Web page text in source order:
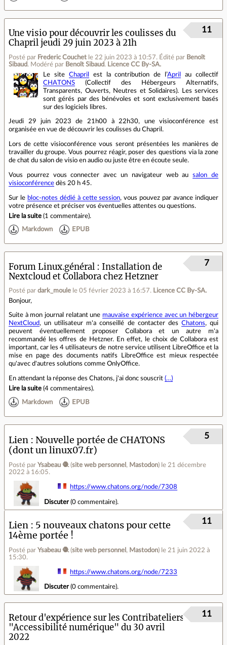
Une visio pour découvrir les coulisses du
Chapril jeudi 29 juin 2023 à 21h
Posté par Frederic Couchet le 22 juin 2023 à 10:57. Édité par Benoît
Sibaud. Modéré par Benoît Sibaud. Licence CC By‑SA.
11
Le site Chapril est la contribution de l’April
au collectif
CHATONS (Collectif des Hébergeurs Alternatifs,
Transparents, Ouverts, Neutres et Solidaires). Les services
sont gérés par des bénévoles et sont exclusivement basés
sur des logiciels libres.
Jeudi 29 juin 2023 de 21h00 à 22h30, une visioconférence est
organisée en vue de découvrir les coulisses du Chapril.
Lors de cette visioconférence vous seront présentées les manières de
travailler du groupe. Vous pourrez réagir, poser des questions via la zone
de chat du salon de visio en audio ou juste être en écoute seule.
Vous pourrez vous connecter avec un navigateur web ausalon de
visioconférence dès 20 h 45.
Sur le bloc-notes dédié à cette session, vous pouvez par avance indiquer
votre présence et préciser vos éventuelles attentes ou questions.
Lire la suite (1 commentaire).
Markdown EPUB
Forum Linux.général
Installation de
Nextcloud et Collabora chez Hetzner
Posté par dark_moule le 05 février 2023 à 16:57. Licence CC By‑SA.
7
Bonjour,
Suite à mon journal relatant une mauvaise expérience avec un hébergeur
NextCloud, un utilisateur m'a conseillé de contacter des Chatons, qui
peuvent éventuellement proposer Collabora et un autre m'a
recommandé les offres de Hetzner. En effet, le choix de Collabora est
important, car les 4 utilisateurs de notre service utilisent LibreOffice et la
mise en page des documents natifs LibreOffice est mieux respectée
qu'avec d'autres solutions comme OnlyOffice.
En attendant la réponse des Chatons, j'ai donc souscrit (…)
Lire la suite (4 commentaires).
Markdown EPUB
Lien
Nouvelle portée de CHATONS
(dont un linux07.fr)
Posté par Ysabeau 🧶 (site web personnel , Mastodon) le 21 décembre
2022 à 16:05.
5
https://www.chatons.org/node/7308
Discuter(0 commentaire).
Lien
5 nouveaux chatons pour cette
14ème portée !
Posté par Ysabeau 🧶 (site web personnel , Mastodon) le 21 juin 2022 à
15:30.
11
https://www.chatons.org/node/7233
Discuter(0 commentaire).
Retour d'expérience sur les Contribateliers
"Accessibilité numérique" du 30 avril
2022
11